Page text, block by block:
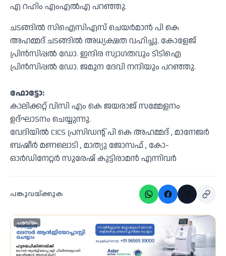
എ റഹിം എംഎൽഎ പറഞ്ഞു.
ചടങ്ങിൽ സിഐസിഎസ് ചെയർമാൻ പി കെ
അഹമ്മദ് ചടങ്ങിൽ അധ്യക്ഷത വഹിച്ചു. കോളേജ്
പ്രിൻസിപ്പൽ ഡോ. ഇന്ദിര സ്വാഗതവും ടിടിഐ
പ്രിൻസിപ്പൽ ഡോ. ജമുന ദേവി നന്ദിയും പറഞ്ഞു.
ഫോട്ടോ:
കാലിക്കറ്റ് വിസി എം കെ ജയരാജ് സമ്മേളനം
ഉദ്ഘാടനം ചെയ്യുന്നു.
വേദിയിൽ CICS പ്രസിഡന്റ് പി കെ അഹമ്മദ് , മാനേജർ
ബഷീർ മണലൊടി , മാത്യു ജോസഫ് , കോ-
ഓർഡിനേറ്റർ സുരേഷ് കുട്ടിരാമൻ എന്നിവർ
പങ്കുവയ്ക്കുക
പരസ്യം